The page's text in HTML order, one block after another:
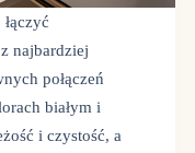
najbardziej
połączeń
białym i
i czystość, a